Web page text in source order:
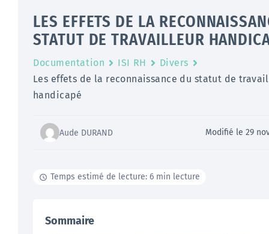
LES EFFETS DE LA
STATUT DE TRAVAILLEUR
Documentation ISI RH
Divers
Les effets de la reconnaissance du statut de
handicapé
Aude DURAND Modifié le 29
Temps estimé de lecture: 6 min lecture
Sommaire